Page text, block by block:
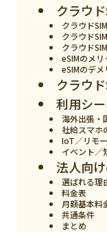
ニュース
デジタルサイネ
SaaS
おすすめ
クラウ
クラウド
クラウド
クラウド
eSIMのメリ
eSIMのデメ
クラウ
利用シ
海外出張・
社給スマホ
IoT／リモ
イベント／
法人向
選ばれる理
料金表
月額基本料
共通条件
まとめ